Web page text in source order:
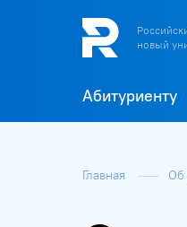
новый
Абитуриенту
Главная Об